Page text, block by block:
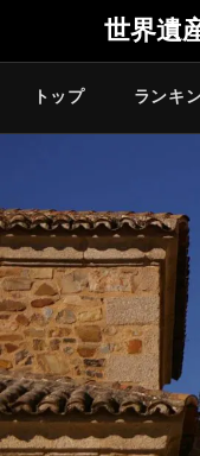
世界遺
トップ ランキ